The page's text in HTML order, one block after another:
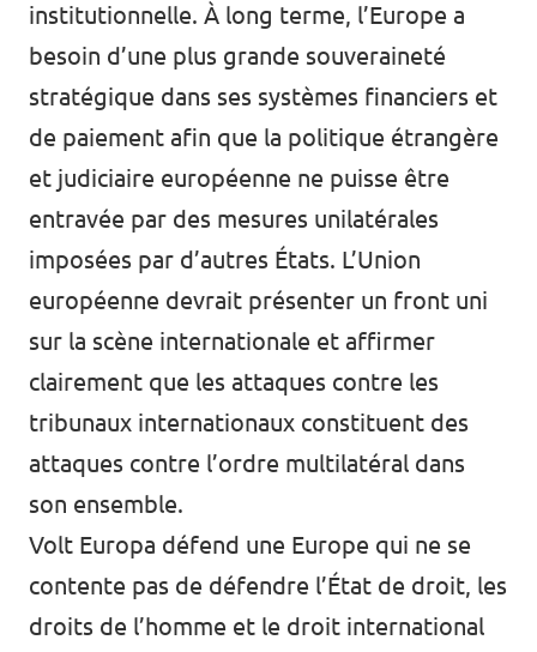
institutionnelle. À long terme, l’Europe a
besoin d’une plus grande souveraineté
stratégique dans ses systèmes financiers et
de paiement afin que la politique étrangère
et judiciaire européenne ne puisse être
entravée par des mesures unilatérales
imposées par d’autres États. L’Union
européenne devrait présenter un front uni
sur la scène internationale et affirmer
clairement que les attaques contre les
tribunaux internationaux constituent des
attaques contre l’ordre multilatéral dans
son ensemble.
Volt Europa défend une Europe qui ne se
contente pas de défendre l’État de droit, les
droits de l’homme et le droit international